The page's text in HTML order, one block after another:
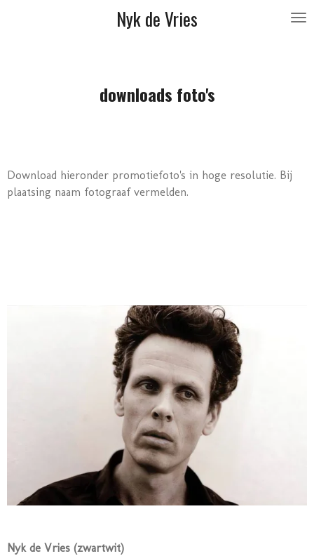
Nyk de Vries
downloads foto's
Download hieronder promotiefoto's in hoge resolutie. Bij
plaatsing naam fotograaf vermelden.
Nyk de Vries (zwartwit)